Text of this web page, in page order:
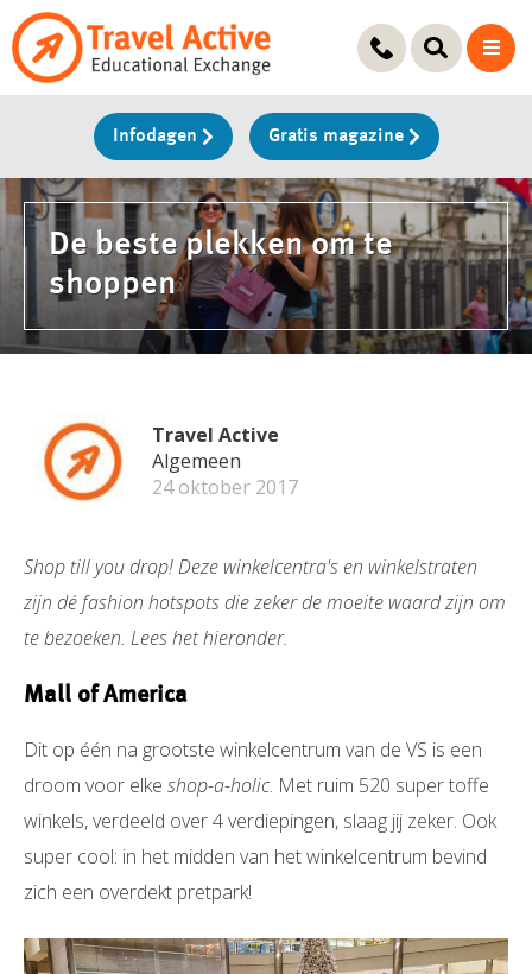
Ga
naar
Infodagen Gratis magazine
De beste plekken om te
shoppen
Travel Active
Algemeen
24 oktober 2017
Shop till you drop! Deze winkelcentra's en winkelstraten
zijn dé fashion hotspots die zeker de moeite waard zijn om
te bezoeken. Lees het hieronder.
Mall of America
Dit op één na grootste winkelcentrum van de VS is een
droom voor elke shop-a-holic. Met ruim 520 super toffe
winkels, verdeeld over 4 verdiepingen, slaag jij zeker. Ook
super cool: in het midden van het winkelcentrum bevind
zich een overdekt pretpark!